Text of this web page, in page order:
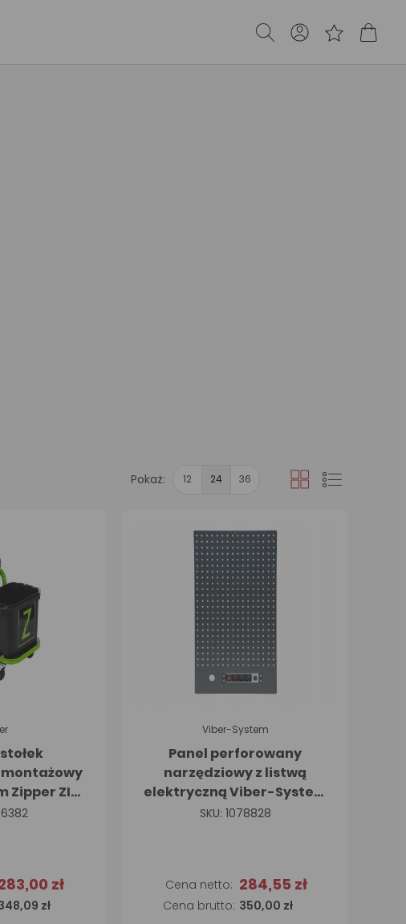
Pokaż: 12 24 36 SiatkaLista
Zipper ZI-
zł
zł
Viber-System
Panel perforowany
narzędziowy z listwą
elektryczną Viber-System
1324elec.
SKU: 1078828
350,00 zł
284,55 zł
Dodaj do koszyka